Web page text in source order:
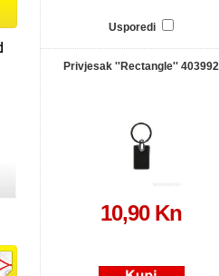
Usporedi
Privjesak ''Rectangle'' 403992
10,90 Kn